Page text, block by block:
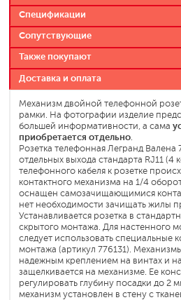
Спецификации
Сопутствующие
Также покупают
Доставка и оплата
Механизм двойной телефонной
рамки. На фотографии изделие
большей информативности, а сама
приобретается отдельно.
Розетка телефонная Легранд Валена
отдельных выхода стандарта RJ11 (4
телефонного кабеля к розетке
контактного механизма на 1/4
оснащен самозачищающимися
нет необходимости зачищать жилы
Устанавливается розетка в
скрытого монтажа. Для настенного
следует использовать специальные
монтажа (артикул 776131).
надежным креплением на винтах и на
защелкивается на механизме. Ее
регулировать глубину посадки до 2
механизм установлен в стену с